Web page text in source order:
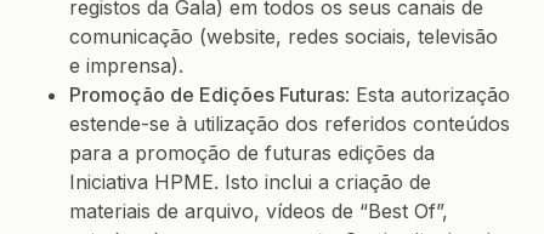
registos da Gala) em todos os seus canais de
comunicação (website, redes sociais, televisão
e imprensa).
Promoção de Edições Futuras: Esta autorização
estende-se à utilização dos referidos conteúdos
para a promoção de futuras edições da
Iniciativa HPME. Isto inclui a criação de
materiais de arquivo, vídeos de “Best Of”,